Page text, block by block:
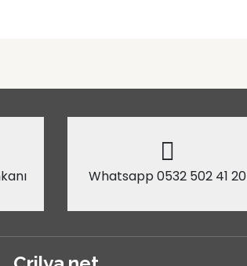
Whatsapp 0532 502 41 20